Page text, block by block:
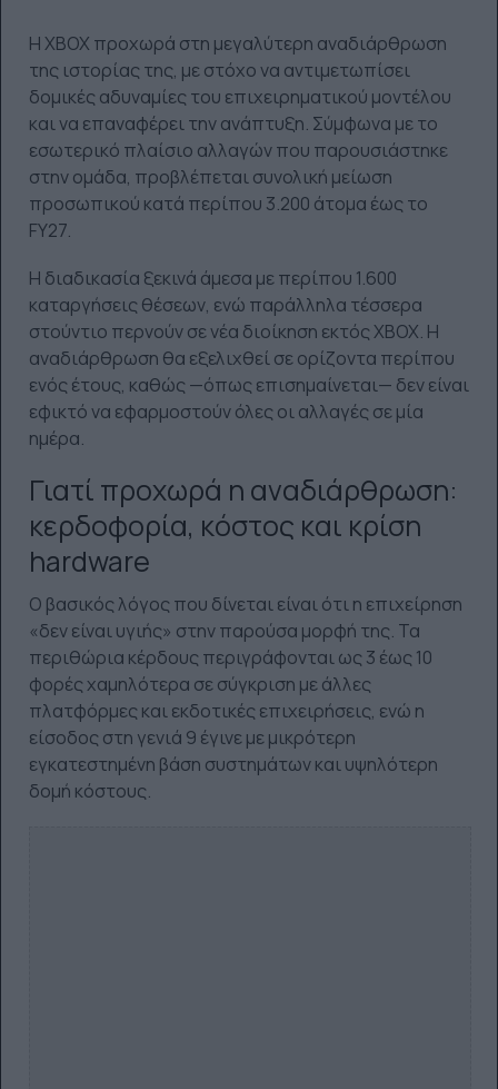
Η XBOX προχωρά στη μεγαλύτερη αναδιάρθρωση
της ιστορίας της, με στόχο να αντιμετωπίσει
δομικές αδυναμίες του επιχειρηματικού μοντέλου
και να επαναφέρει την ανάπτυξη. Σύμφωνα με το
εσωτερικό πλαίσιο αλλαγών που παρουσιάστηκε
στην ομάδα, προβλέπεται συνολική μείωση
προσωπικού κατά περίπου 3.200 άτομα έως το
FY27.
Η διαδικασία ξεκινά άμεσα με περίπου 1.600
καταργήσεις θέσεων, ενώ παράλληλα τέσσερα
στούντιο περνούν σε νέα διοίκηση εκτός XBOX. Η
αναδιάρθρωση θα εξελιχθεί σε ορίζοντα περίπου
ενός έτους, καθώς —όπως επισημαίνεται— δεν είναι
εφικτό να εφαρμοστούν όλες οι αλλαγές σε μία
ημέρα.
Γιατί προχωρά η αναδιάρθρωση:
κερδοφορία, κόστος και κρίση
hardware
Ο βασικός λόγος που δίνεται είναι ότι η επιχείρηση
«δεν είναι υγιής» στην παρούσα μορφή της. Τα
περιθώρια κέρδους περιγράφονται ως 3 έως 10
φορές χαμηλότερα σε σύγκριση με άλλες
πλατφόρμες και εκδοτικές επιχειρήσεις, ενώ η
είσοδος στη γενιά 9 έγινε με μικρότερη
εγκατεστημένη βάση συστημάτων και υψηλότερη
δομή κόστους.